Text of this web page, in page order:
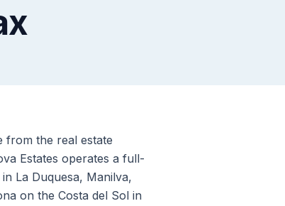
from the real estate
Estates operates a full-
La Duquesa, Manilva,
on the Costa del Sol in